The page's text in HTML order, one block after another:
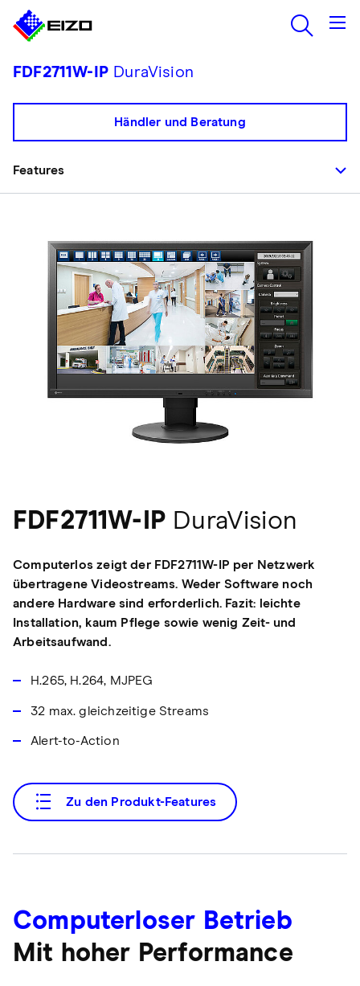
FDF2711W-IPDuraVision
Features
Händler und Beratung
FDF2711W-IPDuraVision
Computerlos zeigt der FDF2711W-IP per Netzwerk
übertragene Videostreams. Weder Software noch
andere Hardware sind erforderlich. Fazit: leichte
Installation, kaum Pflege sowie wenig Zeit- und
Arbeitsaufwand.
H.265, H.264, MJPEG
32 max. gleichzeitige Streams
Alert-to-Action
Zu den Produkt-Features
Computerloser Betrieb
Mit hoher Performance